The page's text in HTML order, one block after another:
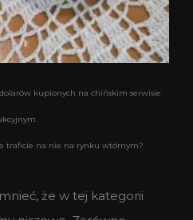
kupionych na chińskim serwisie
traficie na nie na rynku wtórnym?
że w tej kategorii